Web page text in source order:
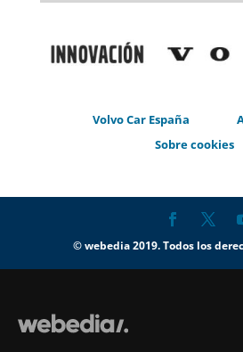
Volvo Car España
Sobre cookies
© webedia 2019. Todos los